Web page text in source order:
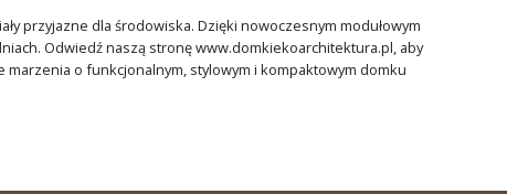
przyjazne dla środowiska. Dzięki nowoczesnym modułowym
Odwiedź naszą stronę www.domkiekoarchitektura.pl, aby
o funkcjonalnym, stylowym i kompaktowym domku